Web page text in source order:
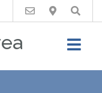
Buscar